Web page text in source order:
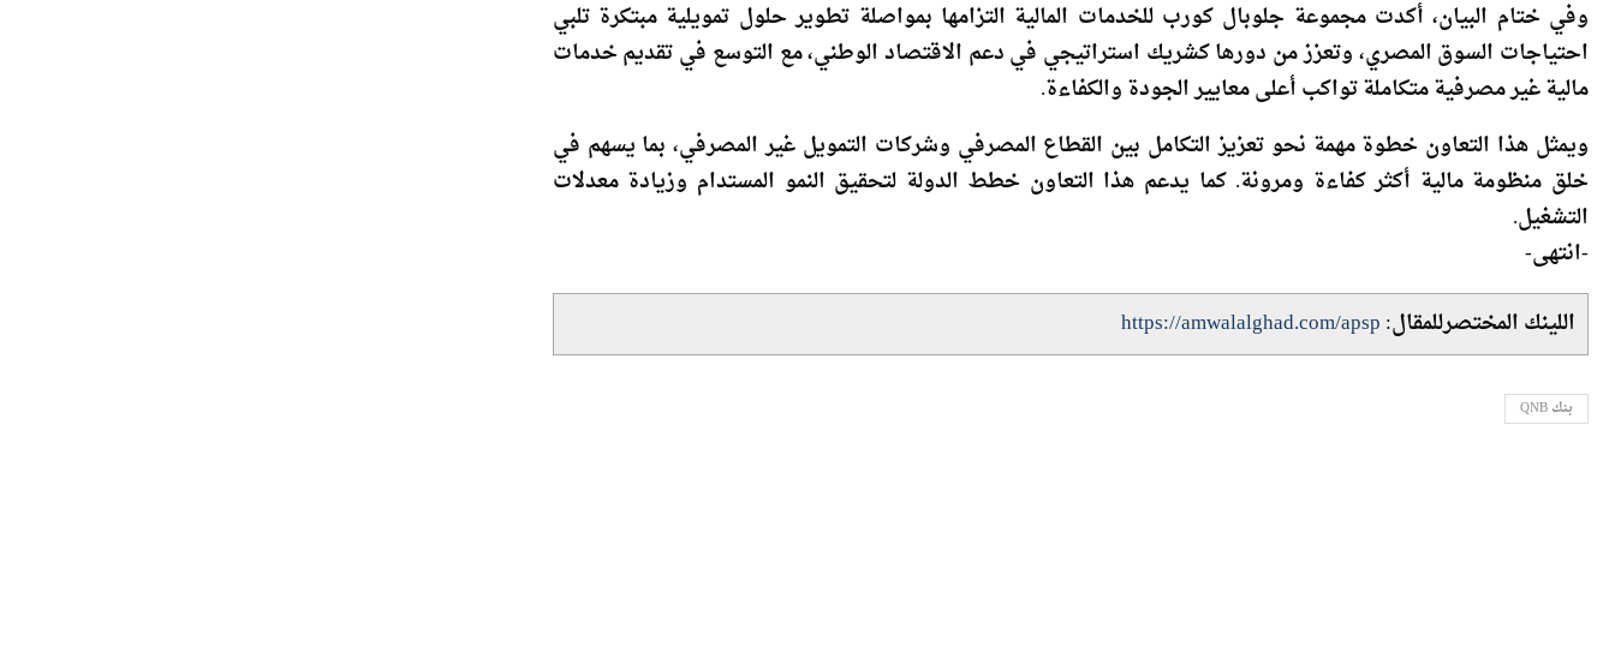
احتياجات السوق المصري، وتعزز من دورها كشريك استراتيجي في دعم الاقتصاد الوطني، مع التوسع في تقديم خدمات
مالية غير مصرفية متكاملة تواكب أعلى معايير الجودة والكفاءة.
ويمثل هذا التعاون خطوة مهمة نحو تعزيز التكامل بين القطاع المصرفي وشركات التمويل غير المصرفي، بما يسهم في
خلق منظومة مالية أكثر كفاءة ومرونة. كما يدعم هذا التعاون خطط الدولة لتحقيق النمو المستدام وزيادة معدلات
التشغيل.
-انتهى-
اللينك المختصرللمقال:https://amwalalghad.com/apsp